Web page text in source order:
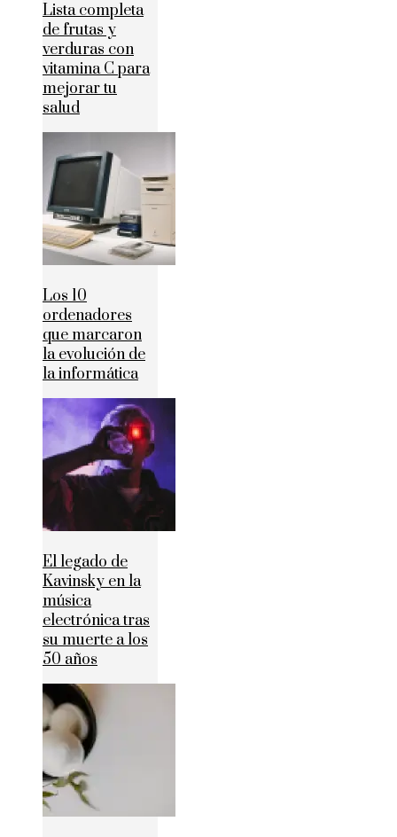
Lista completa
de frutas y
verduras con
vitamina C para
mejorar tu
salud
Los 10
ordenadores
que marcaron
la evolución de
la informática
El legado de
Kavinsky en la
música
electrónica tras
su muerte a los
50 años